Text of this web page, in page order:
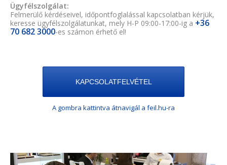
Ügyfélszolgálat:
Felmerülő kérdéseivel, időpontfoglalással kapcsolatban kérjük,
keresse ügyfélszolgálatunkat, mely H-P 09:00-17:00-ig a +36
70 682 3000-es számon érhető el!
KAPCSOLATFELVÉTEL
A gombra kattintva átnavigál a feil.hu-ra